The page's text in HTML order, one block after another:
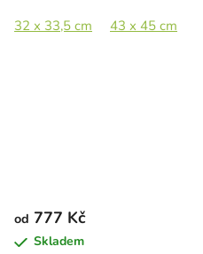
32 x 33,5 cm 43 x 45 cm
od 777 Kč
Skladem